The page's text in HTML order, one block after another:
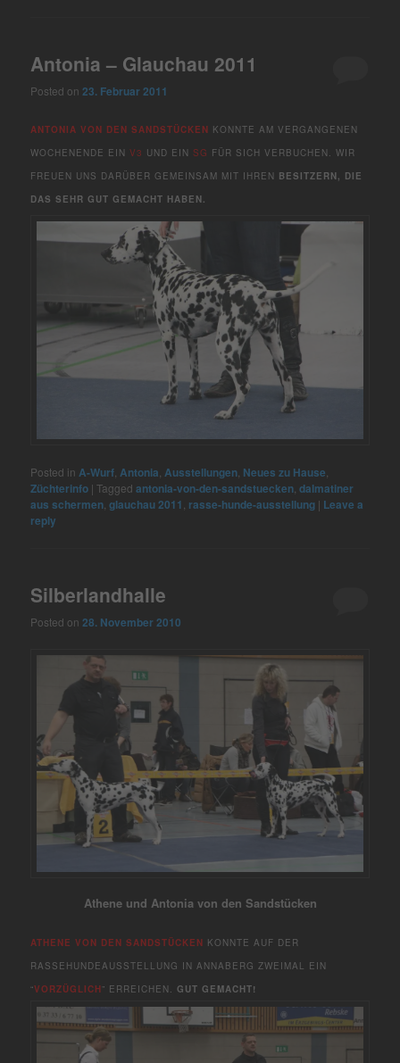
Antonia – Glauchau 2011
Posted on23. Februar 2011
ANTONIA VON DEN SANDSTÜCKEN KONNTE AM VERGANGENEN
WOCHENENDE EINV3 UND EIN SG FÜR SICH VERBUCHEN. WIR
FREUEN UNS DARÜBER GEMEINSAM MIT IHREN BESITZERN, DIE
DAS SEHR GUT GEMACHT HABEN.
Posted in A-Wurf,Antonia,Ausstellungen, Neues zu Hause,
Züchterinfo |Tagged antonia-von-den-sandstuecken,dalmatiner
aus schermen,glauchau 2011, rasse-hunde-ausstellung | Leave a
reply
Silberlandhalle
Posted on28. November 2010
Athene und Antonia von den Sandstücken
ATHENE VON DEN SANDSTÜCKEN KONNTE AUF DER
RASSEHUNDEAUSSTELLUNG IN ANNABERG ZWEIMAL EIN
“VORZÜGLICH” ERREICHEN.GUT GEMACHT!